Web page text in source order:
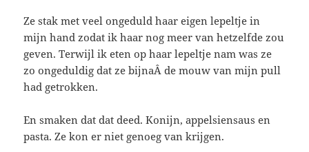
Ze stak met veel ongeduld haar eigen lepeltje in
mijn hand zodat ik haar nog meer van hetzelfde zou
geven. Terwijl ik eten op haar lepeltje nam was ze
zo ongeduldig dat ze bijnaÂ de mouw van mijn pull
had getrokken.
En smaken dat dat deed. Konijn, appelsiensaus en
pasta. Ze kon er niet genoeg van krijgen.